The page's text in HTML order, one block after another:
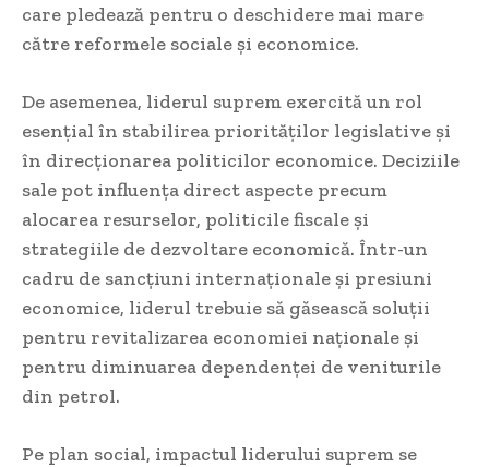
care pledează pentru o deschidere mai mare
către reformele sociale și economice.
De asemenea, liderul suprem exercită un rol
esențial în stabilirea priorităților legislative și
în direcționarea politicilor economice. Deciziile
sale pot influența direct aspecte precum
alocarea resurselor, politicile fiscale și
strategiile de dezvoltare economică. Într-un
cadru de sancțiuni internaționale și presiuni
economice, liderul trebuie să găsească soluții
pentru revitalizarea economiei naționale și
pentru diminuarea dependenței de veniturile
din petrol.
Pe plan social, impactul liderului suprem se